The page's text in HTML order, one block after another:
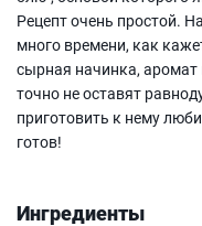
Рецепт очень простой.
много времени, как
сырная начинка,
точно не оставят
приготовить к нему
готов!
Ингредиенты